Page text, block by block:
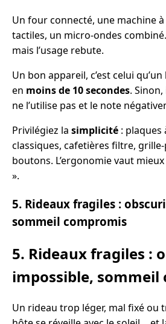
Un four connecté, une machine à
tactiles, un micro-ondes
mais l’usage rebute.
Un bon appareil, c’est celui
en moins de 10 secondes.
ne l’utilise pas et le note
Privilégiez la simplicité : plaques
classiques, cafetières filtre,
boutons. L’ergonomie vaut
».
5. Rideaux fragiles :
sommeil compromis
5. Rideaux fragiles :
impossible, sommeil
Un rideau trop léger, mal fixé ou